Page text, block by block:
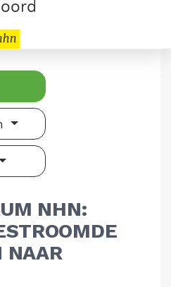
NHN:
NAAR